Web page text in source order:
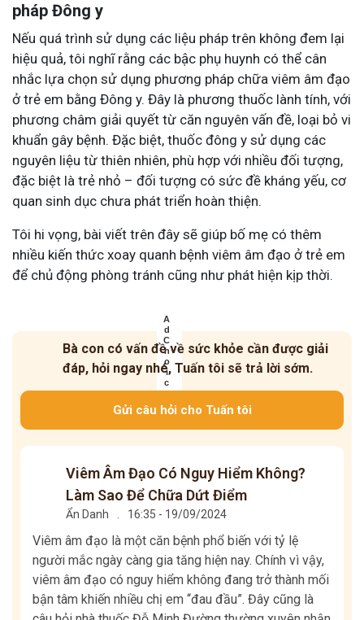
pháp Đông y
Nếu quá trình sử dụng các liệu pháp trên không đem lại
hiệu quả, tôi nghĩ rằng các bậc phụ huynh có thể cân
nhắc lựa chọn sử dụng phương pháp chữa viêm âm đạo
ở trẻ em bằng Đông y. Đây là phương thuốc lành tính, với
phương châm giải quyết từ căn nguyên vấn đề, loại bỏ vi
khuẩn gây bệnh. Đặc biệt, thuốc đông y sử dụng các
nguyên liệu từ thiên nhiên, phù hợp với nhiều đối tượng,
đặc biệt là trẻ nhỏ – đối tượng có sức đề kháng yếu, cơ
quan sinh dục chưa phát triển hoàn thiện.
Tôi hi vọng, bài viết trên đây sẽ giúp bố mẹ có thêm
nhiều kiến thức xoay quanh bệnh viêm âm đạo ở trẻ em
để chủ động phòng tránh cũng như phát hiện kịp thời.
Bà con có vấn đề về sức khỏe cần được giải
đáp, hỏi ngay nhé, Tuấn tôi sẽ trả lời sớm.
Gửi câu hỏi cho Tuấn tôi
Viêm Âm Đạo Có Nguy Hiểm Không?
Làm Sao Để Chữa Dứt Điểm
Ẩn Danh 16:35 - 19/09/2024
Viêm âm đạo là một căn bệnh phổ biến với tỷ lệ
người mắc ngày càng gia tăng hiện nay. Chính vì vậy,
viêm âm đạo có nguy hiểm không đang trở thành mối
bận tâm khiến nhiều chị em “đau đầu”. Đây cũng là